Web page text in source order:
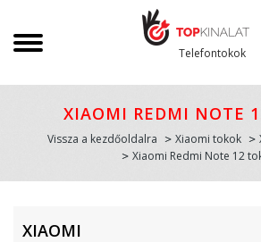
Telefontokok
XIAOMI REDMI NOTE
Vissza a kezdőoldalra Xiaomi tokok
Xiaomi Redmi Note 12
XIAOMI